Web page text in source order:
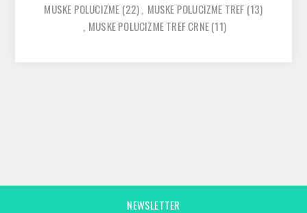
MUSKE POLUCIZME (22), MUSKE POLUCIZME TREF (13)
, MUSKE POLUCIZME TREF CRNE(11)
NEWSLETTER